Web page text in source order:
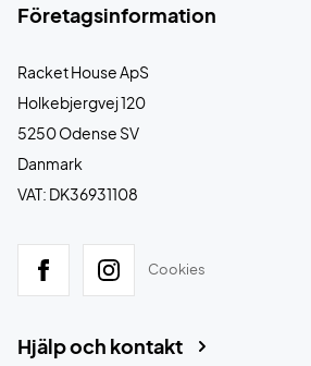
Företagsinformation
Racket House ApS
Holkebjergvej 120
5250 Odense SV
Danmark
VAT: DK36931108
Cookies
Hjälp och kontakt